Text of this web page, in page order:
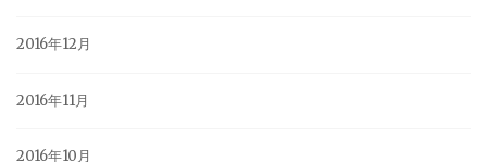
2016年12月
2016年11月
2016年10月